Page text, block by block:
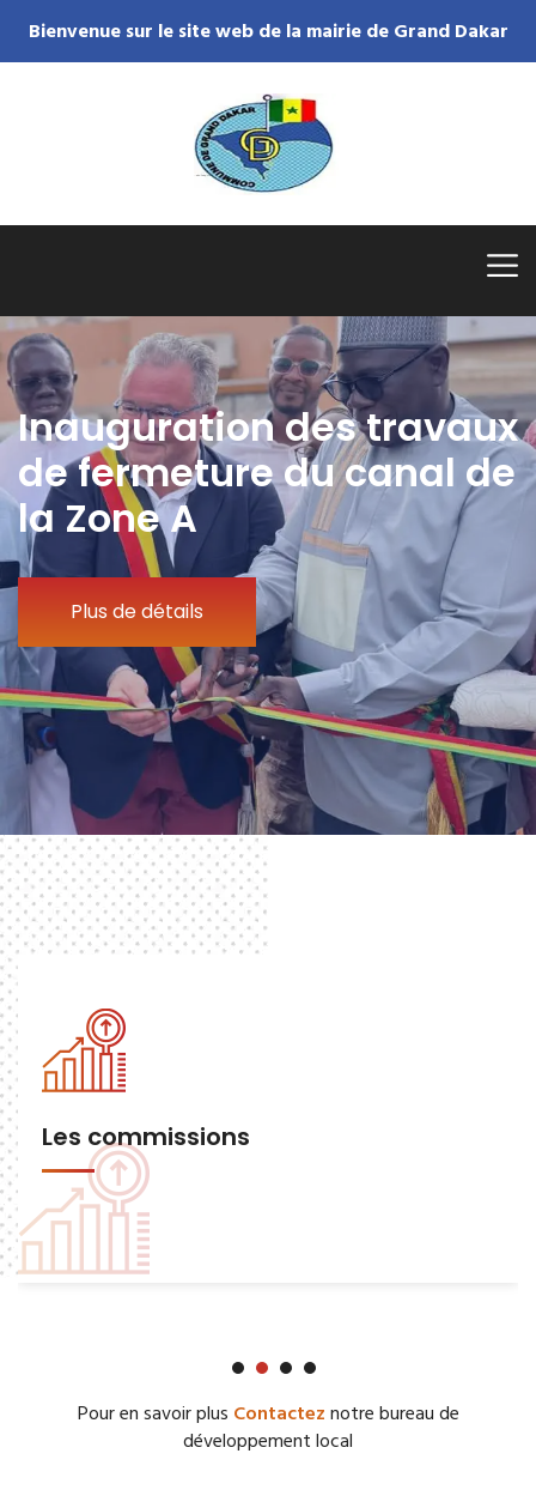
Bienvenue sur le site web de la mairie de Grand Dakar
Inauguration des travaux
de fermeture du canal de
la Zone A
Plus de détails
Les commissions
Pour en savoir plus Contacteznotre bureau de
développement local